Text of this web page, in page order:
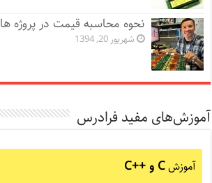
نحوه محاسبه قیمت در پروژه ها
شهریور 20, 1394
آموزش‌های مفید فرادرس
آموزشC و C++‎